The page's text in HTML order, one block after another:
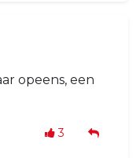
opeens, een
3